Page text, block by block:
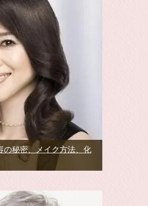
の秘密、メイク方法、化